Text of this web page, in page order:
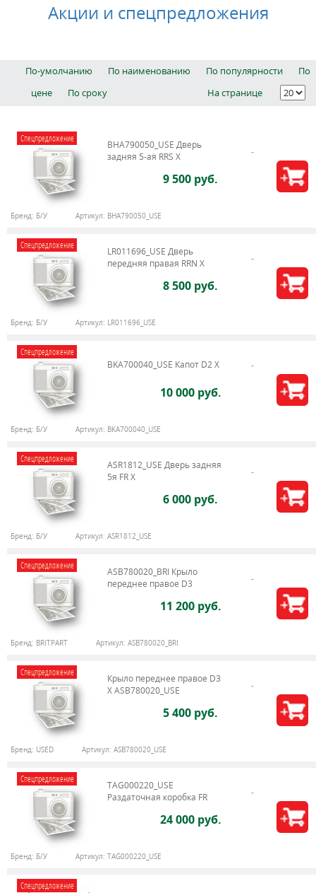
Акции и спецпредложения
По-умолчанию По наименованию По популярности
По
цене
По сроку На странице
Спецпредложение
BHA790050_USE Дверь
задняя 5-ая RRS X
9 500 руб.
Бренд: Б/У Артикул: BHA790050_USE
Спецпредложение
LR011696_USE Дверь
передняя правая RRN X
8 500 руб.
Бренд: Б/У Артикул: LR011696_USE
Спецпредложение
BKA700040_USE Капот D2 X
10 000 руб.
Бренд: Б/У Артикул: BKA700040_USE
Спецпредложение
ASR1812_USE Дверь задняя
5я FR X
6 000 руб.
Бренд: Б/У Артикул: ASR1812_USE
Спецпредложение
ASB780020_BRI Крыло
переднее правое D3
11 200 руб.
Бренд: BRITPART Артикул: ASB780020_BRI
Спецпредложение
Крыло переднее правое D3
X ASB780020_USE
5 400 руб.
Бренд: USED Артикул: ASB780020_USE
Спецпредложение
TAG000220_USE
Раздаточная коробка FR
24 000 руб.
Бренд: Б/У Артикул: TAG000220_USE
Спецпредложение